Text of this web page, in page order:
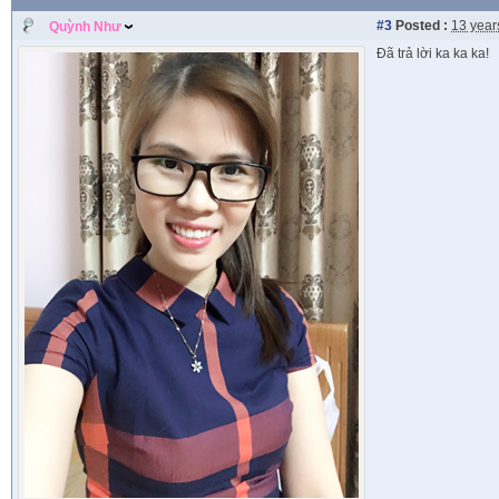
Quỳnh Như #3 Posted : 13
Đã trả lời ka ka ka!